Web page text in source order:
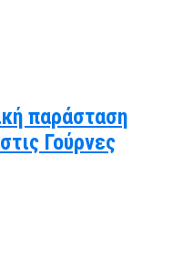
παράσταση
Γούρνες